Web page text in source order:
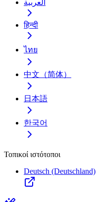
العربية
हिन्दी
ไทย
中文（简体）
日本語
한국어
Τοπικοί ιστότοποι
Deutsch (Deutschland)